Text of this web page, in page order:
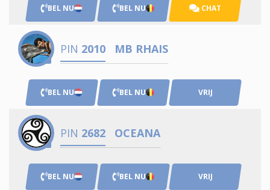
BEL NU BEL NU CHAT
PIN 2010 MB RHAIS
BEL NU BEL NU VRIJ
PIN 2682 OCEANA
BEL NU BEL NU VRIJ